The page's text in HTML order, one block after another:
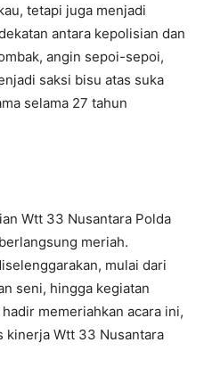
tetapi juga menjadi
antara kepolisian dan
angin sepoi-sepoi,
saksi bisu atas suka
selama 27 tahun
Wtt 33 Nusantara Polda
meriah.
mulai dari
seni, hingga kegiatan
memeriahkan acara ini,
kinerja Wtt 33 Nusantara